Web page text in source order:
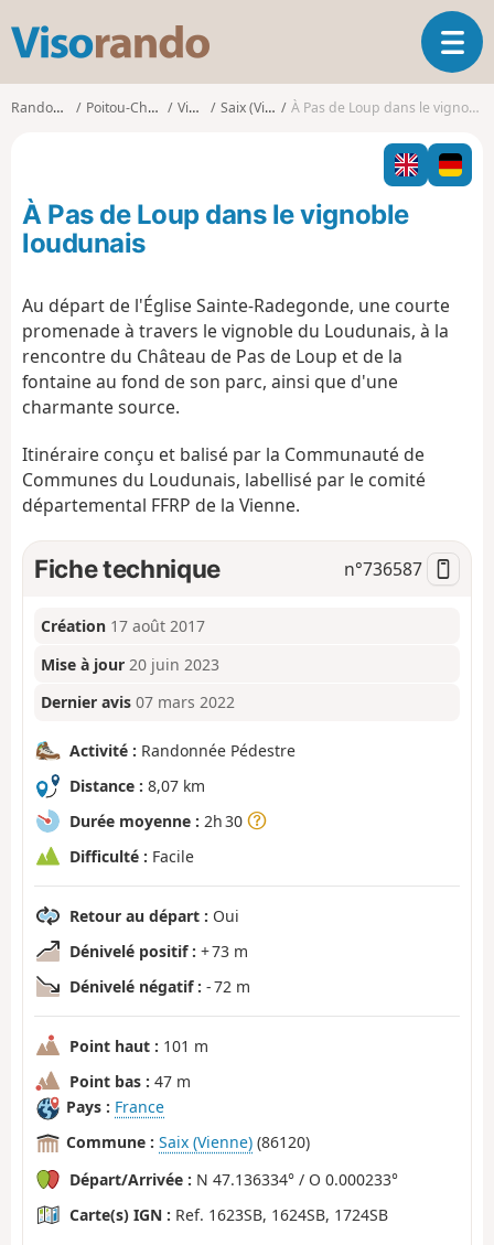
s
o
o
O
u
i
r
l
Randonnées Poitou-Charentes Vienne Saix (Vienne) À Pas de Loup dans le vignoble loudunais
À Pas de Loup dans le vignoble
loudunais
Au départ de l'Église Sainte-Radegonde, une courte
promenade à travers le vignoble du Loudunais, à la
rencontre du Château de Pas de Loup et de la
fontaine au fond de son parc, ainsi que d'une
charmante source.
Itinéraire conçu et balisé par la Communauté de
Communes du Loudunais, labellisé par le comité
départemental FFRP de la Vienne.
Fiche technique n°736587
Création 17 août 2017
Mise à jour 20 juin 2023
Dernier avis 07 mars 2022
Activité : Randonnée Pédestre
Distance : 8,07 km
Durée moyenne : 2h 30
Difficulté : Facile
Retour au départ : Oui
Dénivelé positif : + 73 m
Dénivelé négatif : - 72 m
Point haut : 101 m
Point bas : 47 m
Pays : France
Commune : Saix (Vienne) (86120)
Départ/Arrivée : N 47.136334° / O 0.000233°
Carte(s) IGN : Ref. 1623SB, 1624SB, 1724SB